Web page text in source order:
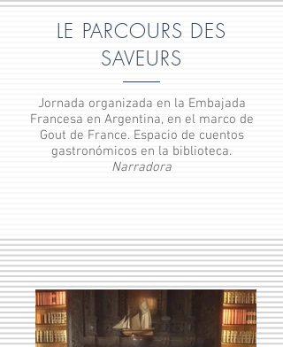
Jornada organizada en la Embajada
Francesa en Argentina, en el marco de
Gout de France. Espacio de cuentos
gastronómicos en la biblioteca.
Narradora
LE PARCOURS DES
SAVEURS